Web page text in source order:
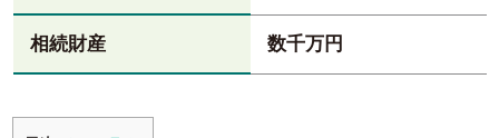
相続財産 数千万円